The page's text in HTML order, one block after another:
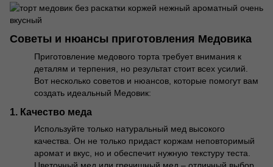
Советы и нюансы приготовления Медовика
Приготовление медового торта требует внимания к
деталям и терпения, но результат стоит всех усилий.
Вот несколько советов и нюансов, которые помогут вам
создать идеальный Медовик:
1. Качество меда
Используйте только натуральный мед высокого
качества. Он не только придаст коржам неповторимый
аромат и вкус, но и обеспечит нужную текстуру теста.